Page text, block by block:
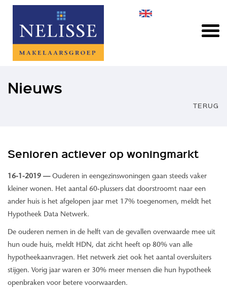
Nieuws
TERUG
Senioren actiever op woningmarkt
16-1-2019 — Ouderen in eengezinswoningen gaan steeds vaker
kleiner wonen. Het aantal 60-plussers dat doorstroomt naar een
ander huis is het afgelopen jaar met 17% toegenomen, meldt het
Hypotheek Data Netwerk.
De ouderen nemen in de helft van de gevallen overwaarde mee uit
hun oude huis, meldt HDN, dat zicht heeft op 80% van alle
hypotheekaanvragen. Het netwerk ziet ook het aantal oversluiters
stijgen. Vorig jaar waren er 30% meer mensen die hun hypotheek
openbraken voor betere voorwaarden.